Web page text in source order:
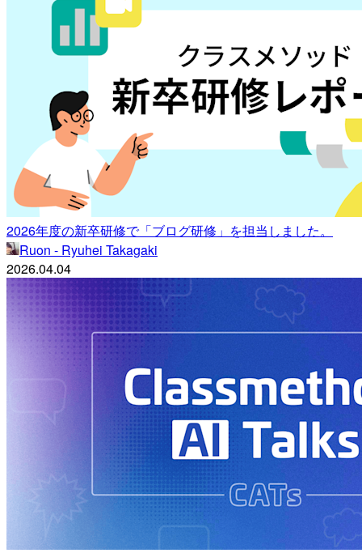
2026年度の新卒研修で「ブログ研修」を担当しました。
Ruon - Ryuhei Takagaki
2026.04.04